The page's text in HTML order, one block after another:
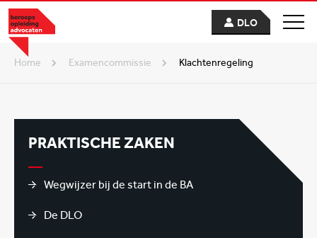
DLO
Home examencommissie Klachtenregeling
PRAKTISCHE ZAKEN
Wegwijzer bij de start in de BA
De DLO